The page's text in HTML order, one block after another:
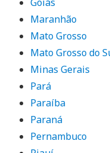
Maranhão
Mato Grosso
Mato Grosso do
Minas Gerais
Pará
Paraíba
Paraná
Pernambuco